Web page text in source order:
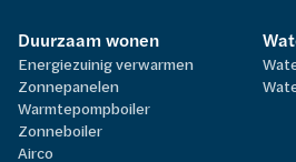
Duurzaam wonen
Energiezuinig verwarmen
Zonnepanelen
Warmtepompboiler
Zonneboiler
Airco